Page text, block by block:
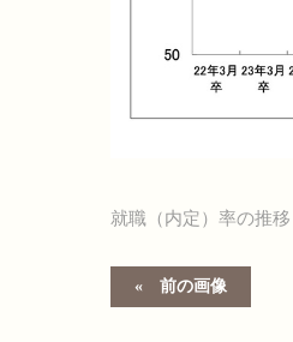
就職（内定）率の推移
前の画像